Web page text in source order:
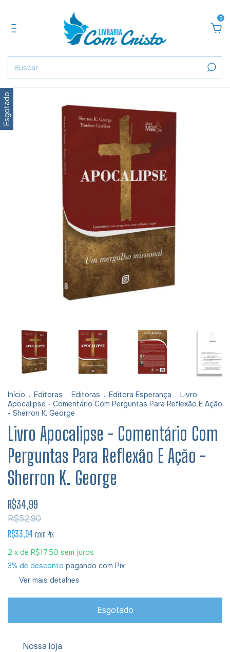
0
Esgotado
Início . Editoras . Editoras . Editora Esperança . Livro
Apocalipse - Comentário Com Perguntas Para Reflexão E Ação
- Sherron K. George
Livro Apocalipse - Comentário Com
Perguntas Para Reflexão E Ação -
Sherron K. George
R$34,99
R$52,90
R$33,94 com Pix
2 x de R$17,50 sem juros
3% de desconto pagando com Pix
Ver mais detalhes
Nossa loja